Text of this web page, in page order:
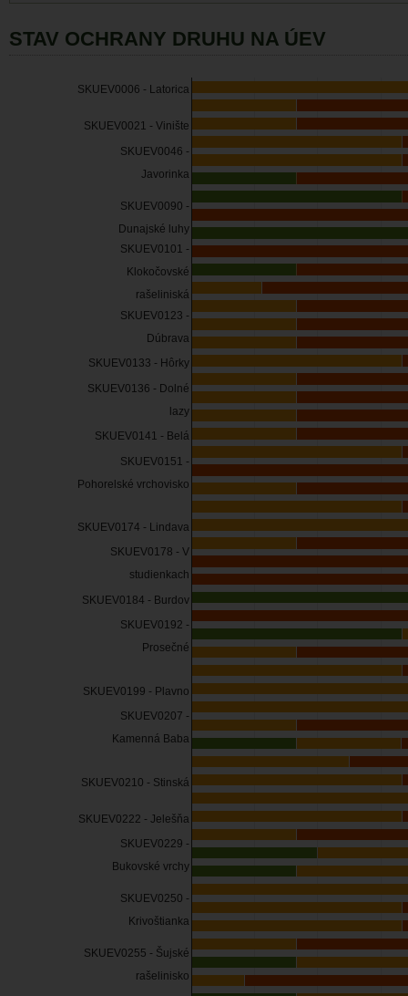
STAV OCHRANY DRUHU NA ÚEV
SKUEV0006 - Latorica
SKUEV0021 - Vinište
SKUEV0046 -
Javorinka
SKUEV0090 -
Dunajské luhy
SKUEV0101 -
Klokočovské
rašeliniská
SKUEV0123 -
Dúbrava
SKUEV0133 - Hôrky
SKUEV0136 - Dolné
lazy
SKUEV0141 - Belá
SKUEV0151 -
Pohorelské vrchovisko
SKUEV0174 - Lindava
SKUEV0178 - V
studienkach
SKUEV0184 - Burdov
SKUEV0192 -
Prosečné
SKUEV0199 - Plavno
SKUEV0207 -
Kamenná Baba
SKUEV0210 - Stinská
SKUEV0222 - Jelešňa
SKUEV0229 -
Bukovské vrchy
SKUEV0250 -
Krivoštianka
SKUEV0255 - Šujské
rašelinisko